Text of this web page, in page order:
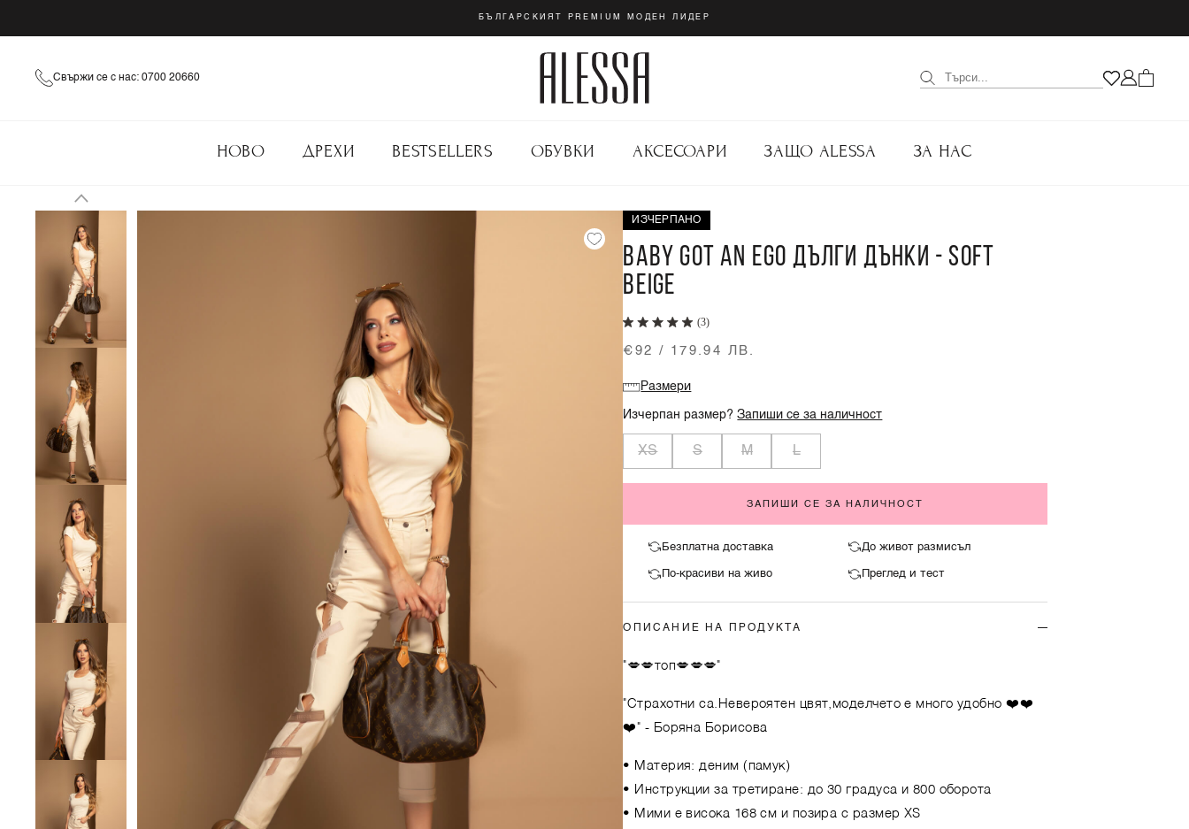
БЪЛГАРСКИЯТ PREMIUM МОДЕН ЛИДЕР
Свържи се с нас: 0700 20660
НОВО ДРЕХИ BESTSELLERS ОБУВКИ АКСЕСОАРИ ЗАЩО ALESSA ЗА НАС
ИЗЧЕРПАНО
BABY GOT AN EGO ДЪЛГИ ДЪНКИ - SOFT
BEIGE
(3)
€92 / 179.94 ЛВ.
Размери
Изчерпан размер?Запиши се за наличност
XS S M L
ЗАПИШИ СЕ ЗА НАЛИЧНОСТ
Безплатна доставка До живот размисъл
По-красиви на живо Преглед и тест
ОПИСАНИЕ НА ПРОДУКТА
"💋💋топ💋💋💋"
"Страхотни са.Невероятен цвят,моделчето е много удобно ❤️❤️
❤️" - Боряна Борисова
• Материя: деним (памук)
• Инструкции за третиране: до 30 градуса и 800 оборота
• Мими е висока 168 см и позира с размер XS